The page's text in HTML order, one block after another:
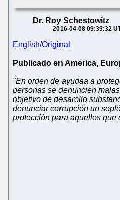
Dr. Roy Schestowitz
2016-04-08 09:39:32
English/Original
Publicado en America,
"En orden de ayudaa a
personas se denuncien
objetivo de desarollo
denunciar corrupción un
protección para aquellos